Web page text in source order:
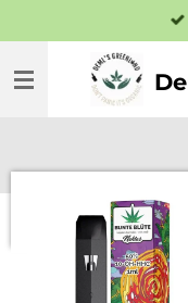
Hauptinhalt
springen